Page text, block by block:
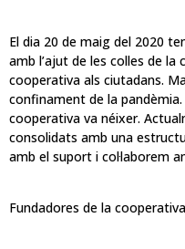
El dia 20 de maig del 2020
amb l’ajut de les colles de
cooperativa als ciutadans.
confinament de la
cooperativa va néixer.
consolidats amb una
amb el suport i col·laborem
Fundadores de la